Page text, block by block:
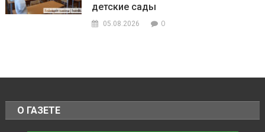
детские сады
05.08.2026 0
О ГАЗЕТЕ